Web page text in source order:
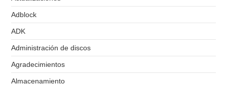
Adblock
ADK
Administración de discos
Agradecimientos
Almacenamiento